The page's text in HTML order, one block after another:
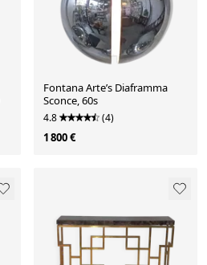
Fontana Arte’s Diaframma
Sconce, 60s
4.8 (4)
1 800 €